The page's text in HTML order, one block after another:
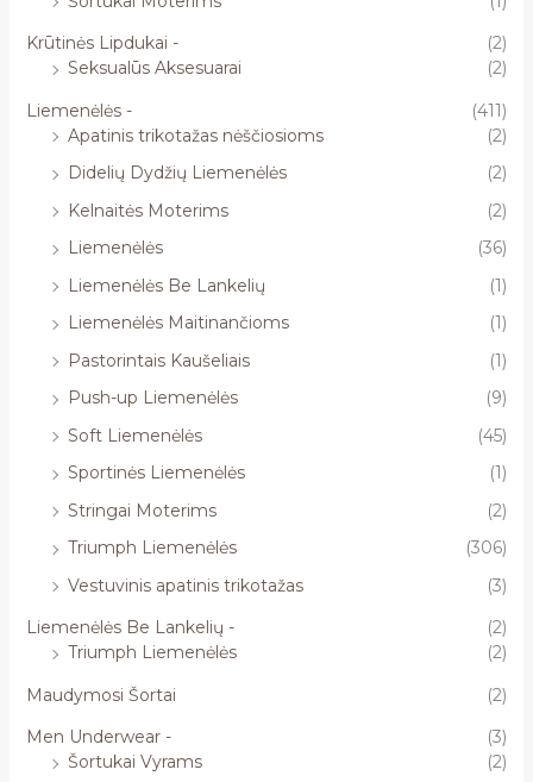
Krūtinės Lipdukai -
(2)
Seksualūs Aksesuarai
(2)
Liemenėlės -
(411)
Apatinis trikotažas nėščiosioms
(2)
Didelių Dydžių Liemenėlės
(2)
Kelnaitės Moterims
(2)
Liemenėlės
(36)
Liemenėlės Be Lankelių
(1)
Liemenėlės Maitinančioms
(1)
Pastorintais Kaušeliais
(1)
Push-up Liemenėlės
(9)
Soft Liemenėlės
(45)
Sportinės Liemenėlės
(1)
Stringai Moterims
(2)
Triumph Liemenėlės
(306)
Vestuvinis apatinis trikotažas
(3)
Liemenėlės Be Lankelių -
(2)
Triumph Liemenėlės
(2)
Maudymosi Šortai
(2)
Men Underwear -
(3)
Šortukai Vyrams
(2)